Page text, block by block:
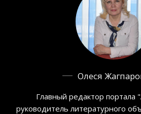
Олеся
Главный редактор портала
руководитель литературного